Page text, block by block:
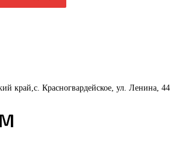
край,с. Красногвардейское, ул. Ленина, 44